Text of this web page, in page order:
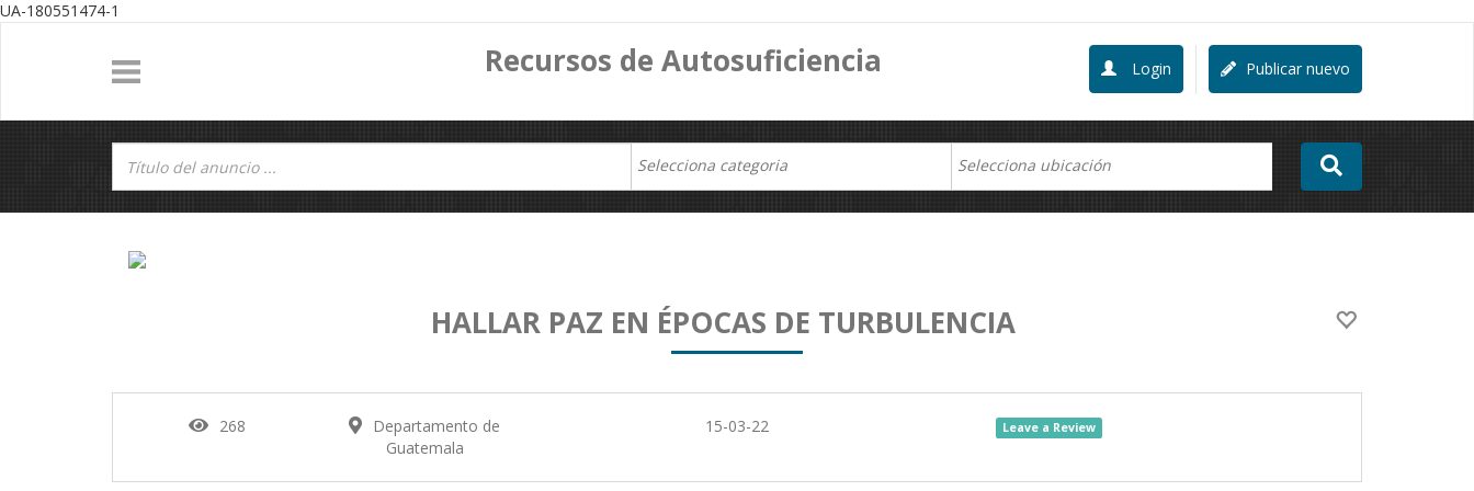
UA-180551474-1
Recursos de Autosuficiencia Publicar nuevo
Login
HALLAR PAZ EN ÉPOCAS DE TURBULENCIA
268
Departamento de
Guatemala
15-03-22 Leave a Review